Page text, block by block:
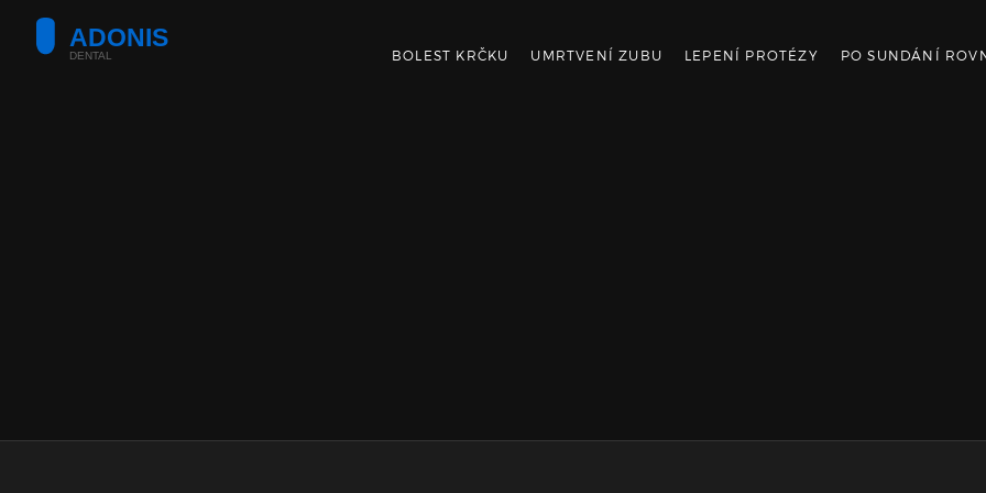
BOLEST KRČKU UMRTVENÍ ZUBU LEPENÍ PROTÉZY PO SUNDÁNÍ